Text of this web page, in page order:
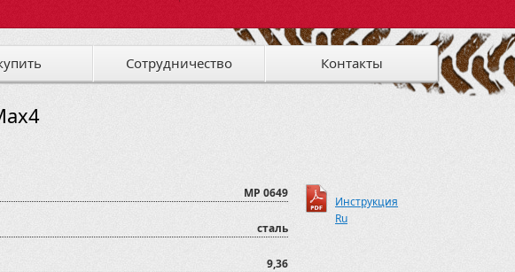
Сотрудничество Контакты
MP 0649
сталь
9,36
Инструкция
Ru